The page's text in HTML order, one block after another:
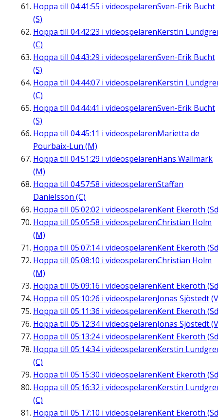
Hoppa till 04:41:55 i videospelarenSven-Erik Bucht
(S)
Hoppa till 04:42:23 i videospelarenKerstin
(C)
Hoppa till 04:43:29 i videospelarenSven-Erik Bucht
(S)
Hoppa till 04:44:07 i videospelarenKerstin
(C)
Hoppa till 04:44:41 i videospelarenSven-Erik Bucht
(S)
Hoppa till 04:45:11 i videospelarenMarietta de
Pourbaix-Lun (M)
Hoppa till 04:51:29 i videospelarenHans Wallmark
(M)
Hoppa till 04:57:58 i videospelarenStaffan
Danielsson (C)
Hoppa till 05:02:02 i videospelarenKent Ekeroth
Hoppa till 05:05:58 i videospelarenChristian Holm
(M)
Hoppa till 05:07:14i videospelarenKent Ekeroth
Hoppa till 05:08:10 i videospelarenChristian Holm
(M)
Hoppa till 05:09:16 i videospelarenKent Ekeroth
Hoppa till 05:10:26 i videospelarenJonas Sjöstedt
Hoppa till 05:11:36 i videospelarenKent Ekeroth
Hoppa till 05:12:34i videospelarenJonas Sjöstedt
Hoppa till 05:13:24i videospelarenKent Ekeroth
Hoppa till 05:14:34i videospelarenKerstin
(C)
Hoppa till 05:15:30 i videospelarenKent Ekeroth
Hoppa till 05:16:32 i videospelarenKerstin
(C)
Hoppa till 05:17:10 i videospelarenKent Ekeroth